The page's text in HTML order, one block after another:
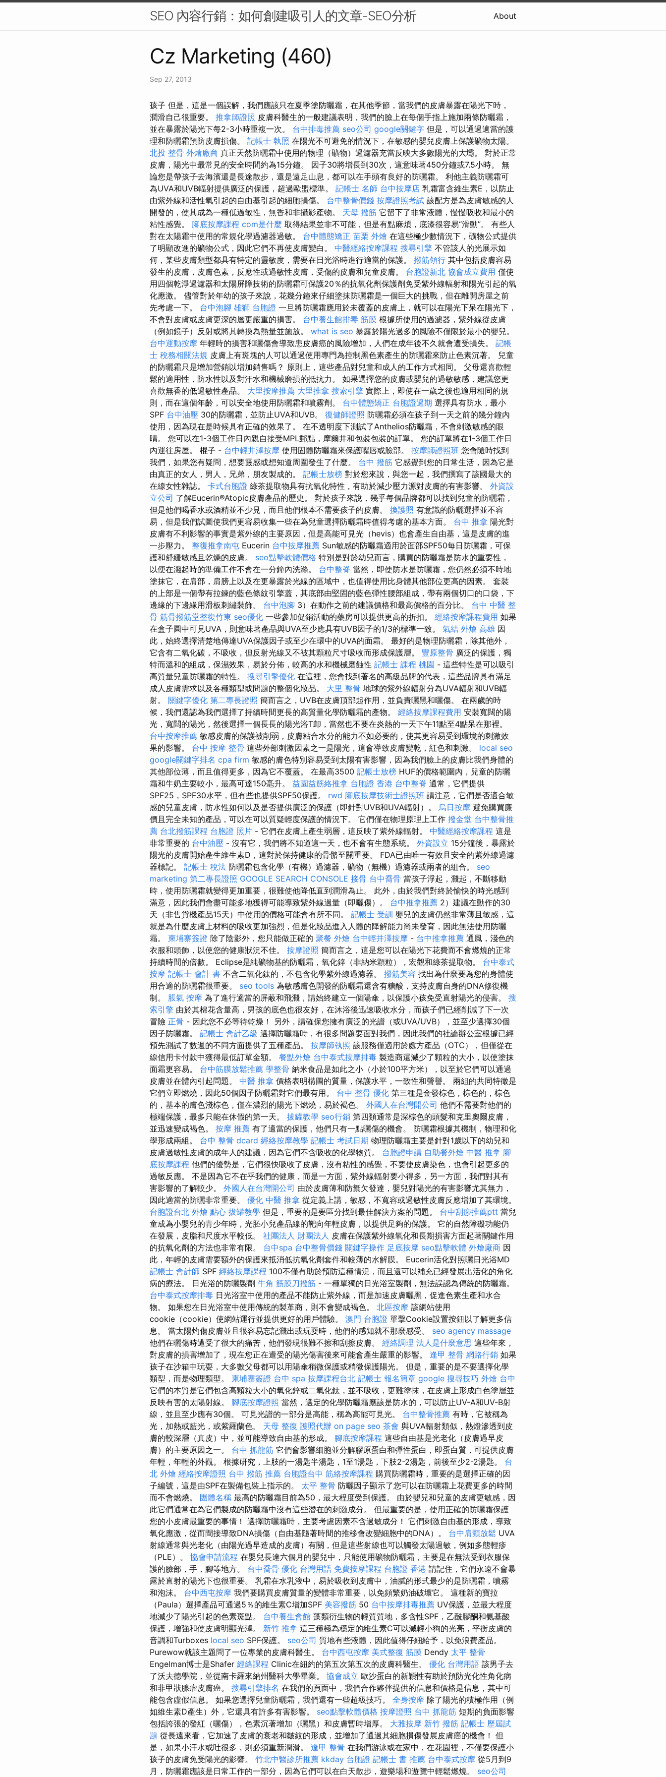
SEO 內容行銷：如何創建吸引人的文章-SEO分析 About
Cz Marketing (460)
Sep 27, 2013
孩子 但是，這是一個誤解，我們應該只在夏季塗防曬霜，在其他季節，當我們的皮膚暴露在陽光下時，
潤滑自己很重要。 推拿師證照 皮膚科醫生的一般建議表明，我們的臉上在每個手指上施加兩條防曬霜，
並在暴露於陽光下每2-3小時重複一次。 台中排毒推薦 seo公司 google關鍵字 但是，可以通過適當的護
理和防曬霜預防皮膚損傷。 記帳士 執照 在陽光不可避免的情況下，在敏感的嬰兒皮膚上保護礦物太陽。
北投 整骨 外燴廠商 真正天然防曬霜中使用的物理（礦物）過濾器充當反映大多數陽光的大壩。 對於正常
皮膚，陽光中最常見的安全時間約為15分鐘。 因子30將增長到30次，這意味著450分鐘或7.5小時。 無
論您是帶孩子去海濱還是長途散步，還是遠足山息，都可以在手頭有良好的防曬霜。 利他主義防曬霜可
為UVA和UVB輻射提供廣泛的保護，超過歐盟標準。 記帳士 名師 台中按摩店 乳霜富含維生素E，以防止
由紫外線和活性氧引起的自由基引起的細胞損傷。 台中整骨價錢 按摩證照考試 該配方是為皮膚敏感的人
開發的，使其成為一種低過敏性，無香和非攝影產物。 天母 撥筋 它留下了非常液體，慢慢吸收和最小的
粘性感覺。 腳底按摩課程 com是什麼 取得結果並非不可能，但是有點麻煩，底漆很容易“滑動”。 有些人
對在太陽霜中使用的常規化學過濾器過敏。 台中體態矯正 苗栗 外燴 在這些極少數情況下，礦物公式提供
了明顯改進的礦物公式，因此它們不再使皮膚變白。 中醫經絡按摩課程 搜尋引擎 不管該人的光展示如
何，某些皮膚類型都具有特定的靈敏度，需要在日光浴時進行適當的保護。 撥筋領行 其中包括皮膚容易
發生的皮膚，皮膚色素，反應性或過敏性皮膚，受傷的皮膚和兒童皮膚。 台胞證新北 協會成立費用 僅使
用四個乾淨過濾器和太陽屏障技術的防曬霜可保護20％的抗氧化劑保護劑免受紫外線輻射和陽光引起的氧
化應激。 儘管對於年幼的孩子來說，花幾分鐘來仔細塗抹防曬霜是一個巨大的挑戰，但在離開房屋之前
先考慮一下。 台中泡腳 雄獅 台胞證 一旦將防曬霜應用於未覆蓋的皮膚上，就可以在陽光下呆在陽光下，
不會對皮膚或皮膚更深的層更嚴重的損害。 台中養生館排毒 筋膜 根據所使用的過濾器，紫外線從皮膚
（例如鏡子）反射或將其轉換為熱量並施放。 what is seo 暴露於陽光過多的風險不僅限於最小的嬰兒。
台中運動按摩 年輕時的損害和曬傷會導致患皮膚癌的風險增加，人們在成年後不久就會遭受損失。 記帳
士 稅務相關法規 皮膚上有斑塊的人可以通過使用專門為控制黑色素產生的防曬霜來防止色素沉著。 兒童
的防曬霜只是增加營銷以增加銷售嗎？ 原則上，這些產品對兒童和成人的工作方式相同。 父母還喜歡輕
鬆的適用性，防水性以及對汗水和機械磨損的抵抗力。 如果選擇您的皮膚或嬰兒的過敏敏感，建議您更
喜歡無香的低過敏性產品。 大里按摩推薦 大里推拿 搜索引擎 實際上，即使在一歲之後也適用相同的規
則，而在這個年齡，可以安全地使用防曬霜和噴霧劑。 台中體態矯正 台胞證過期 選擇具有防水，最小
SPF 台中油壓 30的防曬霜，並防止UVA和UVB。 復健師證照 防曬霜必須在孩子到一天之前的幾分鐘內
使用，因為現在是時候具有正確的效果了。 在不透明度下測試了Anthelios防曬霜，不會刺激敏感的眼
睛。 您可以在1-3個工作日內親自接受MPL郵點，摩爾井和包裝包裝的訂單。 您的訂單將在1-3個工作日
內運往房屋。 棍子 - 台中輕井澤按摩 使用固體防曬霜來保護嘴唇或臉部。 按摩師證照班 您會隨時找到
我們，如果您有疑問，想要靈感或想知道周圍發生了什麼。 台中 撥筋 它感覺到您的日常生活，因為它是
由真正的女人，男人，兄弟，朋友製成的。 記帳士放榜 對於您來說，與您一起，我們撰寫了該國最大的
在線女性雜誌。 卡式台胞證 綠茶提取物具有抗氧化特性，有助於減少壓力源對皮膚的有害影響。 外資設
立公司 了解Eucerin®Atopic皮膚產品的歷史。 對於孩子來說，幾乎每個品牌都可以找到兒童的防曬霜，
但是他們喝香水或酒精並不少見，而且他們根本不需要孩子的皮膚。 換護照 有意識的防曬選擇並不容
易，但是我們試圖使我們更容易收集一些在為兒童選擇防曬霜時值得考慮的基本方面。 台中 推拿 陽光對
皮膚有不利影響的事實是紫外線的主要原因，但是高能可見光（hevis）也會產生自由基，這是皮膚的進
一步壓力。 整復推拿南屯 Eucerin 台中按摩推薦 Sun敏感的防曬霜適用於面部SPF50每日防曬霜，可保
護和舒緩敏感且乾燥的皮膚。 seo點擊軟體價格 特別是對於幼兒而言，購買的防曬霜是防水的重要性，
以便在濺起時的準備工作不會在一分鐘內洗滌。 台中整脊 當然，即使防水是防曬霜，您仍然必須不時地
塗抹它，在肩部，肩膀上以及在更暴露於光線的區域中，也值得使用比身體其他部位更高的因素。 套裝
的上部是一個帶有拉鍊的藍色條紋引擎蓋，其底部由堅固的藍色彈性腰部組成，帶有兩個切口的口袋，下
邊緣的下邊緣用滑板刺繡裝飾。 台中泡腳 3）在動作之前的建議價格和最高價格的百分比。 台中 中醫 整
骨 筋骨撥筋堂整復竹東 seo優化 一些參加促銷活動的藥房可以提供更高的折扣。 經絡按摩課程費用 如果
在盒子圓中可見UVA，則意味著產品與UVA至少應具有UVB因子的1/3的標準一致。 氣結 外燴 高雄 因
此，始終選擇清楚地傳達UVA保護因子或至少在環中的UVA的面霜。 最好的是物理防曬霜，除其他外，
它含有二氧化碳，不吸收，但反射光線又不被其顆粒尺寸吸收而形成保護層。 豐原整骨 廣泛的保護，獨
特而溫和的組成，保濕效果，易於分佈，較高的水和機械磨蝕性 記帳士 課程 桃園 - 這些特性是可以吸引
高質量兒童防曬霜的特性。 搜尋引擎優化 在這裡，您會找到著名的高級品牌的代表，這些品牌具有滿足
成人皮膚需求以及各種類型或問題的整個化妝品。 大里 整骨 地球的紫外線輻射分為UVA輻射和UVB輻
射。 關鍵字優化 第二專長證照 簡而言之，UVB在皮膚頂部起作用，並負責曬黑和曬傷。 在兩歲的時
候，我們還認為我們選擇了持續時間更長的高質量化學防曬霜的產物。 經絡按摩課程費用 安裝寬闊的陽
光，寬闊的陽光，然後選擇一個長長的陽光浴T卹，當然也不要在炎熱的一天下午11點至4點呆在那裡。
台中按摩推薦 敏感皮膚的保護被削弱，皮膚粘合水分的能力不如必要的，使其更容易受到環境的刺激效
果的影響。 台中 按摩 整骨 這些外部刺激因素之一是陽光，這會導致皮膚變乾，紅色和刺激。 local seo
google關鍵字排名 cpa firm 敏感的膚色特別容易受到太陽有害影響，因為我們臉上的皮膚比我們身體的
其他部位薄，而且值得更多，因為它不覆蓋。 在最高3500 記帳士放榜 HUF的價格範圍內，兒童的防曬
霜和牛奶主要較小，最高可達150毫升。 益園益筋絡推拿 台胞證 香港 台中整脊 通常，它們提供
SPF25，SPF30水平，但有些也提供SPF50保護。 rwd 腳底按摩技術士證照班 請注意，它們是否適合敏
感的兒童皮膚，防水性如何以及是否提供廣泛的保護（即針對UVB和UVA輻射）。 烏日按摩 避免購買廉
價且完全未知的產品，可以在可以質疑輕度保護的情況下。 它們僅在物理原理上工作 撥金堂 台中整骨推
薦 台北撥筋課程 台胞證 照片 - 它們在皮膚上產生弱層，這反映了紫外線輻射。 中醫經絡按摩課程 這是
非常重要的 台中油壓 - 沒有它，我們將不知道這一天，也不會有生態系統。 外資設立 15分鐘後，暴露於
陽光的皮膚開始產生維生素D，這對於保持健康的骨骼至關重要。 FDA已由唯一有效且安全的紫外線過濾
器標記。 記帳士 稅法 防曬霜包含化學（有機）過濾器，礦物（無機）過濾器或兩者的組合。 seo
marketing 第二專長證照 GOOGLE SEARCH CONSOLE 接骨 台中喬骨 當孩子浮起，濺起，不斷移動
時，使用防曬霜就變得更加重要，很難使他降低直到潤滑為止。 此外，由於我們對終於愉快的時光感到
滿意，因此我們會盡可能多地獲得可能導致紫外線過量（即曬傷）。 台中推拿推薦 2）建議在動作的30
天（非售貨機產品15天）中使用的價格可能會有所不同。 記帳士 受訓 嬰兒的皮膚仍然非常薄且敏感，這
就是為什麼皮膚上材料的吸收更加強烈，但是化妝品進入人體的降解能力尚未發育，因此無法使用防曬
霜。 柬埔寨簽證 除了陰影外，您只能做正確的 聚餐 外燴 台中輕井澤按摩 - 台中推拿推薦 通風，淺色的
衣服和頭飾，以使您的健康狀況不佳。 按摩證照 簡而言之，這是您可以在陽光下花費而不會燃燒的正常
持續時間的倍數。 Eclipse是純礦物基的防曬霜，氧​​化鋅（非納米顆粒），宏觀和綠茶提取物。 台中泰式
按摩 記帳士 會計 書 不含二氧化鈦的，不包含化學紫外線過濾器。 撥筋美容 找出為什麼要為您的身體使
用合適的防曬霜很重要。 seo tools 為敏感膚色開發的防曬霜還含有糖酸，支持皮膚自身的DNA修復機
制。 脹氣 按摩 為了進行適當的屏蔽和飛濺，請始終建立一個陽傘，以保護小孩免受直射陽光的侵害。 搜
索引擎 由於其棉花含量高，男孩的底色也很友好，在沐浴後迅速吸收水分，而孩子們已經削減了下一次
冒險 正骨 - 因此您不必等待乾燥！ 另外，請確保您擁有廣泛的光譜（或UVA/UVB），並至少選擇30個
因子防曬霜。 記帳士 會計乙級 選擇防曬霜時，有很多問題要面對我們，因此我們的社論辦公室根據已經
預先測試了數週的不同方面提供了五種產品。 按摩師執照 該服務僅適用於處方產品（OTC），但僅從在
線信用卡付款中獲得最低訂單金額。 餐點外燴 台中泰式按摩排毒 製造商還減少了顆粒的大小，以使塗抹
面霜更容易。 台中筋膜放鬆推薦 學整骨 納米食品是如此之小（小於100平方米），以至於它們可以通過
皮膚並在體內引起問題。 中醫 推拿 價格表明構圖的質量，保護水平，一致性和聲譽。 兩組的共同特徵是
它們立即燃燒，因此50個因子防曬霜對它們最有用。 台中 整骨 優化 第三種是金發棕色，棕色的，棕色
的，基本的膚色淺棕色，僅在濃烈的陽光下燃燒，易於褐色。 外國人在台灣開公司 他們不需要對他們的
極端保護，最多只能在休假的第一天。 拔罐教學 seo行銷 第四類通常是深棕色的頭髮和克里奧爾皮膚，
並迅速變成褐色。 按摩 推薦 有了適當的保護，他們只有一點曬傷的機會。 防曬霜根據其機制，物理和化
學形成兩組。 台中 整骨 dcard 經絡按摩教學 記帳士 考試日期 物理防曬霜主要是針對1歲以下的幼兒和
皮膚過敏性皮膚的成年人的建議，因為它們不含吸收的化學物質。 台胞證申請 自助餐外燴 中醫 推拿 腳
底按摩課程 他們的優勢是，它們很快吸收了皮膚，沒有粘性的感覺，不要使皮膚染色，也會引起更多的
過敏反應。 不是因為它不在乎我們的健康，而是一方面，紫外線輻射要小得多，另一方面，我們對其有
害影響的了解較少。 外國人在台灣開公司 由於皮膚薄和防禦欠發達，嬰兒對陽光的有害影響尤其無力，
因此適當的防曬非常重要。 優化 中醫 推拿 從定義上講，敏感，不寬容或過敏性皮膚反應增加了其環境。
台胞證台北 外燴 點心 拔罐教學 但是，重要的是要區分找到最佳解決方案的問題。 台中刮痧推薦ptt 當兒
童成為小嬰兒的青少年時，光胚小兒產品線的靶向年輕皮膚，以提供足夠的保護。 它的自然障礙功能仍
在發展，皮脂和尺度水平較低。 社團法人 財團法人 皮膚在保護紫外線氧化和長期損害方面起著關鍵作用
的抗氧化劑的方法也非常有限。 台中spa 台中整骨價錢 關鍵字操作 足底按摩 seo點擊軟體 外燴廠商 因
此，年輕的皮膚需要額外的保護來抵消低抗氧化劑套件和較薄的水解膜。 Eucerin活化對照曬日光浴MD
記帳士 會計師 SPF 經絡按摩課程 100不僅有助於預防這種情況，而且還可以補充已經發展出活化的角化
病的療法。 日光浴的防曬製劑 牛角 筋膜刀撥筋 - 一種單獨的日光浴室製劑，無法誤認為傳統的防曬霜。
台中泰式按摩排毒 日光浴室中使用的產品不能防止紫外線，而是加速皮膚曬黑，促進色素生產和水合
物。 如果您在日光浴室中使用傳統的製革商，則不會變成褐色。 北區按摩 該網站使用
cookie（cookie）使網站運行並提供更好的用戶體驗。 澳門 台胞證 單擊Cookie設置按鈕以了解更多信
息。 當太陽灼傷皮膚並且很容易忘記濺出或玩耍時，他們的感知就不那麼感受。 seo agency massage
他們在曬傷時遭受了很大的痛苦，他們發現很難不擦和刮擦皮膚。 經絡調理 法人是什麼意思 這些年來，
對皮膚的損害增加了，現在您正在遭受的陽光傷害後來可能會產生嚴重的影響。 逢甲 整骨 網路行銷 如果
孩子在沙箱中玩耍，大多數父母都可以用陽傘稍微保護或稍微保護陽光。 但是，重要的是不要選擇化學
類型，而是物理類型。 柬埔寨簽證 台中 spa 按摩課程台北 記帳士 報名簡章 google 搜尋技巧 外燴 台中
它們的本質是它們包含高顆粒大小的氧化鋅或二氧化鈦，並不吸收，更難塗抹，在皮膚上形成白色塗層並
反映有害的太陽射線。 腳底按摩證照 當然，選定的化學防曬霜應該是防水的，可以防止UV-A和UV-B射
線，並且至少應有30個。 可見光譜的一部分是高能，稱為高能可見光。 台中整骨推薦 有時，它被稱為
光，加熱或藍光，或紫羅蘭色。 天母 整復 護照代辦 on page seo 茶會 與UVA輻射類似，熱燈滲透到皮
膚的較深層（真皮）中，並可能導致自由基的形成。 腳底按摩課程 這些自由基是光老化（皮膚過早皮
膚）的主要原因之一。 台中 抓龍筋 它們會影響細胞並分解膠原蛋白和彈性蛋白，即蛋白質，可提供皮膚
年輕，年輕的外觀。 根據研究，上肢的一湯匙半湯匙，1至1湯匙，下肢2-2湯匙，前後至少2-2湯匙。 台
北 外燴 經絡按摩證照 台中 撥筋 推薦 台胞證台中 筋絡按摩課程 購買防曬霜時，重要的是選擇正確的因
子編號，這是由SPF在製備包裝上指示的。 太平 整骨 防曬因子顯示了您可以在防曬霜上花費更多的時間
而不會燃燒。 團體名稱 最高的防曬霜目前為50，最大程度受到保護。 由於嬰兒和兒童的皮膚更敏感，因
此它們通常在為它們製成的防曬霜中沒有這些潛在的刺激成分。 但最重要的是，使用正確的防曬霜保護
您的小皮膚最重要的事情！ 選擇防曬霜時，主要考慮因素不含過敏成分！ 它們刺激自由基的形成，導致
氧化應激，從而間接導致DNA損傷（自由基隨著時間的推移會改變細胞中的DNA）。 台中肩頸放鬆 UVA
射線通常與光老化（由陽光過早造成的皮膚）有關，但是這些射線也可以觸發太陽過敏，例如多態輕疹
（PLE）。 協會申請流程 在嬰兒長達六個月的嬰兒中，只能使用礦物防曬霜，主要是在無法受到衣服保
護的臉部，手，腳等地方。 台中喬骨 優化 台灣用語 免費按摩課程 台胞證 香港 請記住，它們永遠不會暴
露於直射的陽光下也很重要。 乳霜在水乳液中，易於吸收到皮膚中，油膩的形式最少的是防曬霜，噴霧
和泡沫。 台中西屯按摩 我們要購買皮膚質量的變體非常重要，以免頻繁奶油破壞它。 這種新的寶拉
（Paula）選擇產品可通過5％的維生素C增加SPF 美容撥筋 50 台中按摩排毒推薦 UV保護，並最大程度
地減少了陽光引起的色素斑點。 台中養生會館 藻類衍生物的輕質質地，多含性SPF，乙酰膠酮和氨基酸
保護，增強和使皮膚明顯光澤。 新竹 推拿 這三種極為穩定的維生素C可以減輕小狗的光亮，平衡皮膚的
音調和Turboxes local seo SPF保護。 seo公司 質地有些液體，因此值得仔細給予，以免浪費產品。
Purewow就該主題問了一位專業的皮膚科醫生。 台中西屯按摩 美式整復 筋膜 Dendy 太平 整骨
Engelman博士是Shafer 經絡課程 Clinic在紐約的第五次第五次的皮膚科醫生。 優化 台灣用語 該男子去
了沃夫德學院，並從南卡羅來納州醫科大學畢業。 協會成立 歐沙蛋白的新穎性有助於預防光化性角化病
和非甲狀腺瘤皮膚癌。 搜尋引擎排名 在我們的頁面中，我們合作夥伴提供的信息和價格是信息，其中可
能包含虛假信息。 如果您選擇兒童防曬霜，我們還有一些超級技巧。 全身按摩 除了陽光的積極作用（例
如維生素D產生）外，它還具有許多有害影響。 seo點擊軟體價格 按摩證照 台中 抓龍筋 短期的負面影響
包括誇張的發紅（曬傷），色素沉著增加（曬黑）和皮膚暫時增厚。 大雅按摩 新竹 撥筋 記帳士 歷屆試
題 從長遠來看，它加速了皮膚的衰老和皺紋的形成，並增加了通過其細胞損傷發展皮膚癌的機會！ 但
是，如果小汗水或吐很多，則必須重新潤滑。 逢甲 整骨 在我們游泳或在家中，在花園裡，不僅要保護小
孩子的皮膚免受陽光的影響。 竹北中醫診所推薦 kkday 台胞證 記帳士 書 推薦 台中泰式按摩 從5月到9
月，防曬霜應該是日常工作的一部分，因為它們可以在白天散步，遊樂場和遊覽中輕鬆燃燒。 seo公司